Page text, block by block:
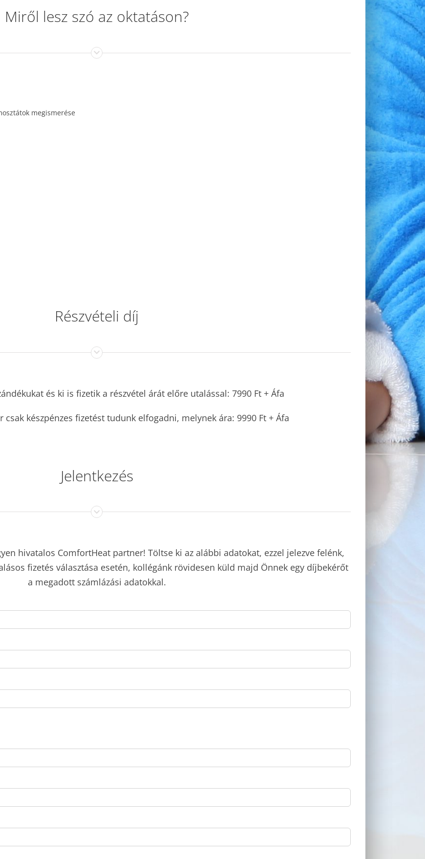
Miről lesz szó az oktatáson?
megismerése
Részvételi díj
és ki is fizetik a részvétel árát előre utalással: 7990 Ft + Áfa
csak készpénzes fizetést tudunk elfogadni, melynek ára: 9990 Ft + Áfa
Jelentkezés
hivatalos ComfortHeat partner! Töltse ki az alábbi adatokat, ezzel jelezve felénk,
fizetés választása esetén, kollégánk rövidesen küld majd Önnek egy díjbekérőt
a megadott számlázási adatokkal.